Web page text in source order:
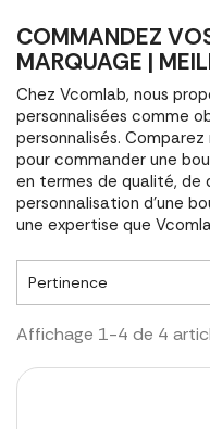
COMMANDEZ
MARQUAGE |
Chez Vcomlab, nous
personnalisées comme
personnalisés.
pour commander une
en termes de qualité, de
personnalisation d'une
une expertise que
Pertinence
Affichage 1-4 de 4